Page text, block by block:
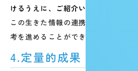
けるうえに、ご紹介いただいた方が
この生きた情報の連携があったから
考を進めることができました。
4.定量的成果